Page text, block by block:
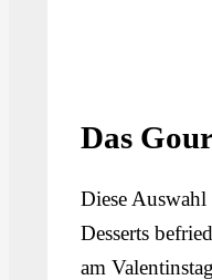
Das
Diese Auswahl
Desserts
am